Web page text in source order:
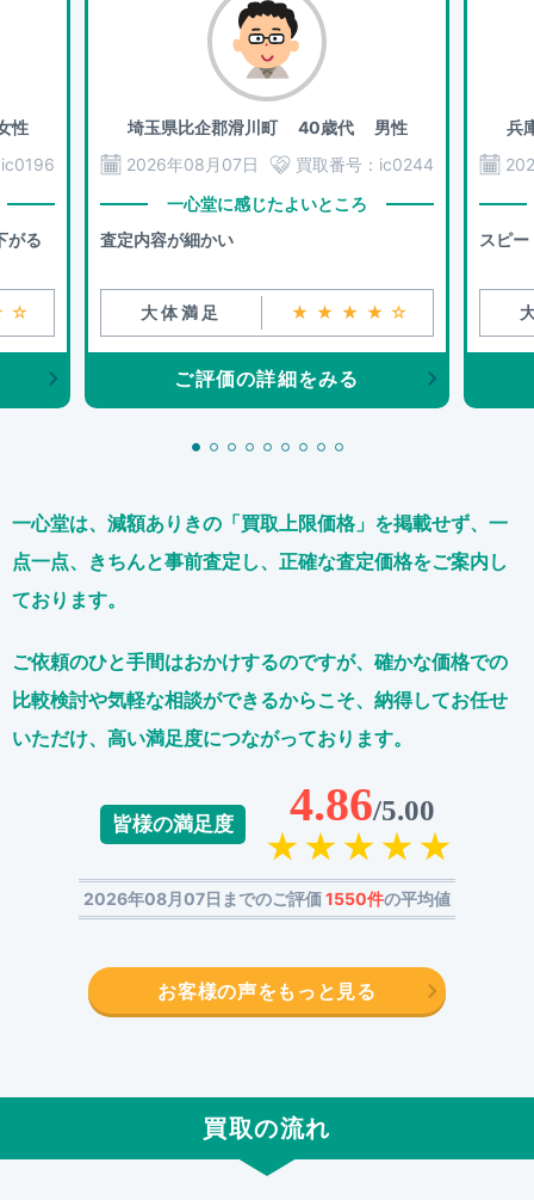
性
ic0196
がる
埼玉県比企郡滑川町40歳代 男性
2026年08月07日
買取番号： ic0244
一心堂に感じたよいところ
査定内容が細かい
大体満足 ★★★★☆
ご評価の詳細をみる
兵
スピー
一心堂は、減額ありきの「買取上限価格」を掲載せず、 一
点一点、きちんと事前査定し、正確な査定価格をご案内し
ております。
ご依頼のひと手間はおかけするのですが、 確かな価格での
比較検討や気軽な相談ができるからこそ、 納得してお任せ
いただけ、高い満足度につながっております。
皆様の満足度 4.86/5.00
2026年08月07日までのご評価1550件の平均値
お客様の声をもっと見る
買取の流れ